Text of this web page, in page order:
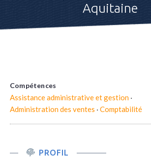
Aquitaine
Compétences
Assistance administrative et gestion ·
Administration des ventes · Comptabilité
PROFIL